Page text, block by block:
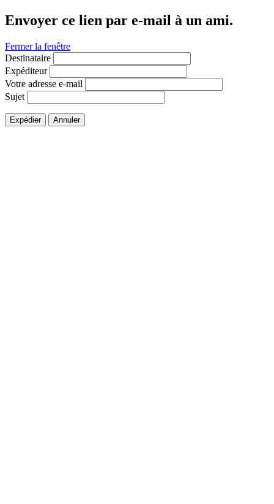
Envoyer ce lien par e-mail à un ami.
Fermer la fenêtre
Destinataire
Expéditeur
Votre adresse e-mail
Sujet
Expédier Annuler